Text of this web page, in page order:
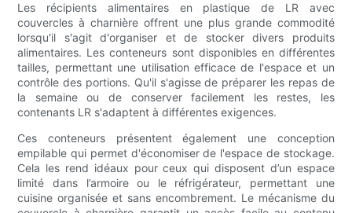
Les récipients alimentaires en plastique de LR avec
couvercles à charnière offrent une plus grande commodité
lorsqu'il s'agit d'organiser et de stocker divers produits
alimentaires. Les conteneurs sont disponibles en différentes
tailles, permettant une utilisation efficace de l'espace et un
contrôle des portions. Qu'il s'agisse de préparer les repas de
la semaine ou de conserver facilement les restes, les
contenants LR s'adaptent à différentes exigences.
Ces conteneurs présentent également une conception
empilable qui permet d'économiser de l'espace de stockage.
Cela les rend idéaux pour ceux qui disposent d’un espace
limité dans l’armoire ou le réfrigérateur, permettant une
cuisine organisée et sans encombrement. Le mécanisme du